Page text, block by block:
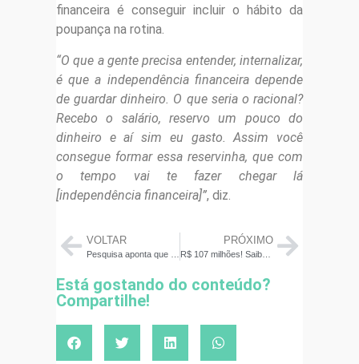
financeira é conseguir incluir o hábito da
poupança na rotina.
“O que a gente precisa entender, internalizar,
é que a independência financeira depende
de guardar dinheiro. O que seria o racional?
Recebo o salário, reservo um pouco do
dinheiro e aí sim eu gasto. Assim você
consegue formar essa reservinha, que com
o tempo vai te fazer chegar lá
[independência financeira]”, diz.
VOLTAR PRÓXIMO
R$ 107 milhões! Saiba quanto renderia o prêmio da Mega-Sena em aplicações
Está gostando do conteúdo?
Compartilhe!